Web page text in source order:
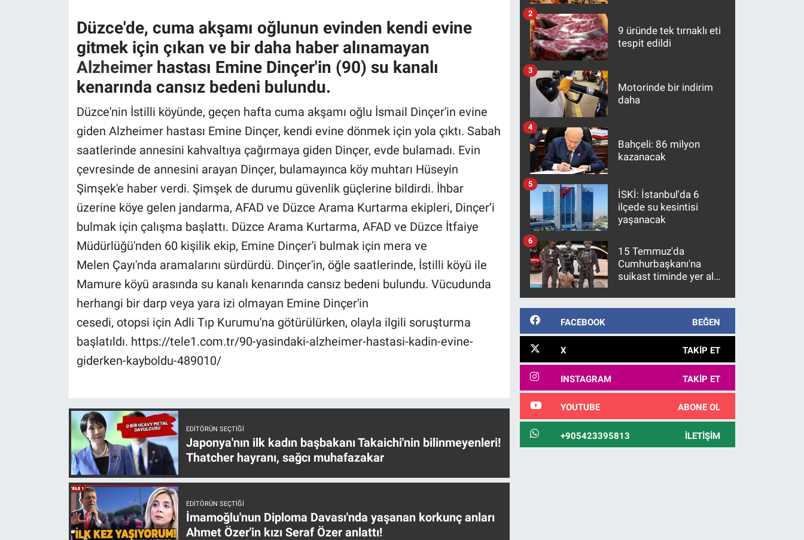
Düzce'de, cuma akşamı oğlunun evinden kendi evine
gitmek için çıkan ve bir daha haber alınamayan
Alzheimerhastası Emine Dinçer'in (90) su kanalı
kenarında cansız bedeni bulundu.
Düzce'nin İstilli köyünde, geçen hafta cuma akşamı oğlu İsmail Dinçer'in evine
giden Alzheimer hastası Emine Dinçer, kendi evine dönmek için yola çıktı. Sabah
saatlerinde annesini kahvaltıya çağırmaya giden Dinçer, evde bulamadı. Evin
çevresinde de annesini arayan Dinçer, bulamayınca köy muhtarı Hüseyin
Şimşek'e haber verdi. Şimşek de durumu güvenlik güçlerine bildirdi. İhbar
üzerine köye gelen jandarma, AFAD ve Düzce Arama Kurtarma ekipleri, Dinçer’i
bulmak için çalışma başlattı. Düzce Arama Kurtarma, AFAD ve Düzce İtfaiye
Müdürlüğü'nden 60 kişilik ekip, Emine Dinçer'i bulmak için mera ve
Melen Çayı'nda aramalarını sürdürdü. Dinçer'in, öğle saatlerinde, İstilli köyü ile
Mamure köyü arasında su kanalı kenarında cansız bedeni bulundu. Vücudunda
herhangi bir darp veya yara izi olmayan Emine Dinçer'in
cesedi, otopsi için Adli Tıp Kurumu'na götürülürken, olayla ilgili soruşturma
başlatıldı. https://tele1.com.tr/90-yasindaki-alzheimer-hastasi-kadin-evine-
giderken-kayboldu-489010/
EDITÖRÜN SEÇTIĞI
Japonya'nın ilk kadın başbakanı Takaichi'nin bilinmeyenleri!
Thatcher hayranı, sağcı muhafazakar
EDITÖRÜN SEÇTIĞI
İmamoğlu'nun Diploma Davası'nda yaşanan korkunç anları
Ahmet Özer'in kızı Seraf Özer anlattı!
9 üründe tek tırnaklı eti
tespit edildi
2
Motorinde bir indirim
daha
3
Bahçeli: 86 milyon
kazanacak
4
İSKİ: İstanbul'da 6
ilçede su kesintisi
yaşanacak
5
15 Temmuz'da
Cumhurbaşkanı'na
suikast timinde yer alan
10 yıl sonra yakalandı
6
FACEBOOK BEĞEN
X TAKIP ET
INSTAGRAM TAKIP ET
YOUTUBE ABONE OL
+905423395813 İLETIŞIM
Gündem Özel
Günün görüntüsü
Koronavirüs
Kültür Sanat
Ne demişti
Teknoloji
Türkiye'nin Geleceği
Türkiye'nin Gündemi
Yerel Gündem